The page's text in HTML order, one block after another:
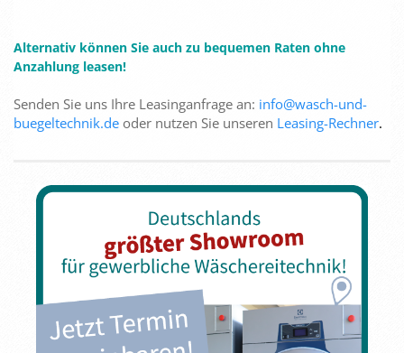
Alternativ können Sie auch zu bequemen Raten ohne
Anzahlung leasen!
Senden Sie uns Ihre Leasinganfrage an: info@wasch-und-
buegeltechnik.de oder nutzen Sie unseren Leasing-Rechner.